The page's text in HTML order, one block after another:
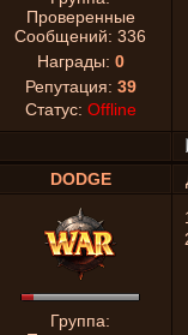
Проверенные
Сообщений: 336
Награды: 0
Репутация: 39
Статус: Offline
DODGE
Группа: